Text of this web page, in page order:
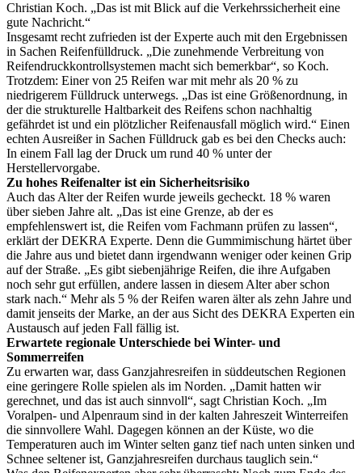
Christian Koch. „Das ist mit Blick auf die Verkehrssicherheit eine
gute Nachricht.“
Insgesamt recht zufrieden ist der Experte auch mit den Ergebnissen
in Sachen Reifenfülldruck. „Die zunehmende Verbreitung von
Reifendruckkontrollsystemen macht sich bemerkbar“, so Koch.
Trotzdem: Einer von 25 Reifen war mit mehr als 20 % zu
niedrigerem Fülldruck unterwegs. „Das ist eine Größenordnung, in
der die strukturelle Haltbarkeit des Reifens schon nachhaltig
gefährdet ist und ein plötzlicher Reifenausfall möglich wird.“ Einen
echten Ausreißer in Sachen Fülldruck gab es bei den Checks auch:
In einem Fall lag der Druck um rund 40 % unter der
Herstellervorgabe.
Zu hohes Reifenalter ist ein Sicherheitsrisiko
Auch das Alter der Reifen wurde jeweils gecheckt. 18 % waren
über sieben Jahre alt. „Das ist eine Grenze, ab der es
empfehlenswert ist, die Reifen vom Fachmann prüfen zu lassen“,
erklärt der DEKRA Experte. Denn die Gummimischung härtet über
die Jahre aus und bietet dann irgendwann weniger oder keinen Grip
auf der Straße. „Es gibt siebenjährige Reifen, die ihre Aufgaben
noch sehr gut erfüllen, andere lassen in diesem Alter aber schon
stark nach.“ Mehr als 5 % der Reifen waren älter als zehn Jahre und
damit jenseits der Marke, an der aus Sicht des DEKRA Experten ein
Austausch auf jeden Fall fällig ist.
Erwartete regionale Unterschiede bei Winter- und
Sommerreifen
Zu erwarten war, dass Ganzjahresreifen in süddeutschen Regionen
eine geringere Rolle spielen als im Norden. „Damit hatten wir
gerechnet, und das ist auch sinnvoll“, sagt Christian Koch. „Im
Voralpen- und Alpenraum sind in der kalten Jahreszeit Winterreifen
die sinnvollere Wahl. Dagegen können an der Küste, wo die
Temperaturen auch im Winter selten ganz tief nach unten sinken und
Schnee seltener ist, Ganzjahresreifen durchaus tauglich sein.“